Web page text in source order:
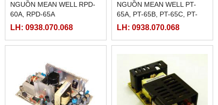
NGUỒN MEAN WELL RPD-
60A, RPD-65A
LH: 0938.070.068
NGUỒN MEAN WELL PT-
65A, PT-65B, PT-65C, PT-
6503
LH: 0938.070.068